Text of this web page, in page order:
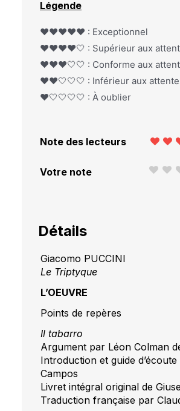
Légende
❤️❤️❤️❤️❤️ : Exceptionnel
❤️❤️❤️❤️🤍 : Supérieur aux
❤️❤️❤️🤍🤍 : Conforme aux
❤️❤️🤍🤍🤍 : Inférieur aux
❤️🤍🤍🤍🤍 : À oublier
Note des lecteurs
Votre note
Détails
Giacomo PUCCINI
Le Triptyque
L’OEUVRE
Points de repères
Il tabarro
Argument par Léon Colman
Introduction et guide
Campos
Livret intégral original de
Traduction française par